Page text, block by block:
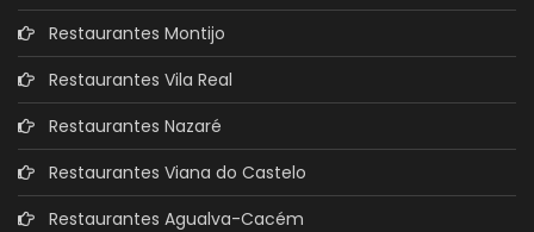
Restaurantes Montijo
Restaurantes Vila Real
Restaurantes Nazaré
Restaurantes Viana do Castelo
Restaurantes Agualva-Cacém